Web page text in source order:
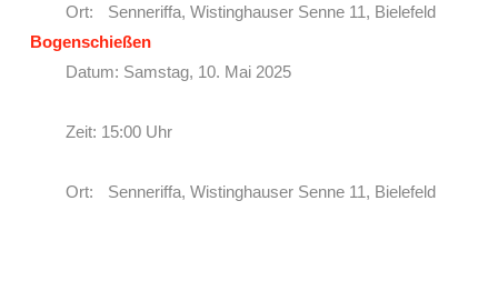
Ort: Senneriffa, Wistinghauser Senne 11, Bielefeld
Bogenschießen
Datum: Samstag, 10. Mai 2025
Zeit: 15:00 Uhr
Ort: Senneriffa, Wistinghauser Senne 11, Bielefeld